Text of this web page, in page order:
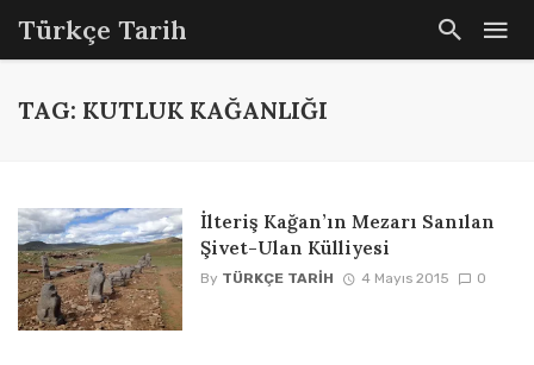
Türkçe Tarih
TAG: KUTLUK KAĞANLIĞI
İlteriş Kağan’ın Mezarı Sanılan
Şivet-Ulan Külliyesi
By TÜRKÇE TARIH 4 Mayıs 2015 0